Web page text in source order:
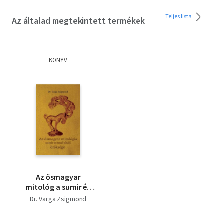
Az általad megtekintett termékek Teljes lista
KÖNYV
Az ősmagyar
mitológia sumir és
ural-altáji öröksége
Dr. Varga Zsigmond